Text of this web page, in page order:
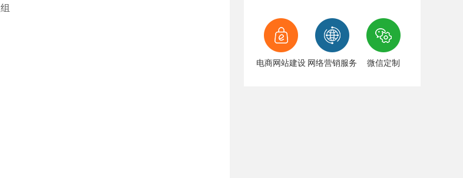
电商网站建设 网络营销服务 微信定制